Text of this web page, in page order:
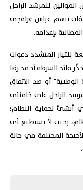
للمرشد الراحل
تتهم عباس عراقجي
بإعدامه.
للتيار المتشدد دعوات
قائد الشرطة أحمد رضا
أو ضد الاتفاق
الراحل علي خامنئي
أنشئ لحماية النظام؛
بحيث لا يستطيع أي
المختلفة في حالة